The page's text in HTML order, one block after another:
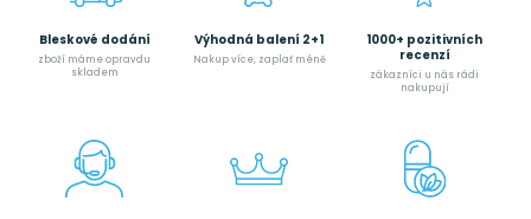
Bleskové dodání
zboží máme opravdu
skladem
Výhodná balení 2+1
Nakup více, zaplať méně
1000+ pozitivních
recenzí
zákazníci u nás rádi
nakupují